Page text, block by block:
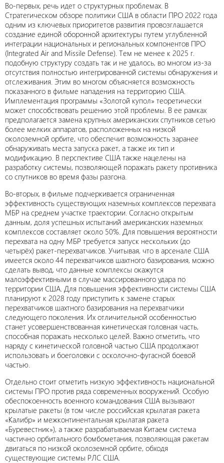
Во-первых, речь идет о структурных проблемах. В
Стратегическом обзоре политики США в области ПРО 2022 года
одним из ключевых приоритетов развития провозглашается
создание единой оборонной архитектуры путем углубленной
интеграции национальных и региональных компонентов ПРО
(Integrated Air and Missile Defense). Тем не менее к 2025 г.
подобную структуру создать так и не удалось, во многом из-за
отсутствия полностью интегрированной системы обнаружения и
отслеживания. Этим во многом объясняется возможность
показанного в фильме нападения на территорию США.
Имплементация программы «Золотой купол» теоретически
может способствовать решению этой проблемы. В ее рамках
предполагается замена крупных американских спутников сетью
более мелких аппаратов, расположенных на низкой
околоземной орбите, что обеспечит возможность заранее
обнаруживать места запуска ракет, а также их тип и
модификацию. В перспективе США также нацелены на
разработку системы, позволяющей поражать ракету противника
со спутников во время фазы разгона.
Во-вторых, в фильме подчеркивается ограниченная
эффективность существующих наземных комплексов перехвата
МБР на среднем участке траектории. Согласно открытым
данным, доля успешных испытаний американских наземных
комплексов составляет около 50%. Для повышения вероятности
перехвата на одну МБР требуется запуск нескольких (до
четырёх) ракет-перехватчиков. Учитывая, что в арсенале США
имеется около 44 перехватчиков шахтного базирования, можно
сделать вывод, что данные комплексы окажутся
малоэффективными в случае массированного удара по
территории США. Для повышения эффективности системы США
планируют к 2028 году приступить к замене старых
перехватчиков шахтного базирования на перехватчики
следующего поколения. Их отличительной особенностью
станет усовершенствованная кинетическая головная часть,
способная поражать несколько целей. Важно отметить, что
наряду с кинетической головной частью США продолжают
использовать и боеголовки с осколочно-фугасной боевой
частью.
Отдельно стоит отметить низкую эффективность национальной
системы ПРО против ряда современных вооружений. Особую
обеспокоенность военного командования США вызывают
крылатые ракеты (в том числе российская крылатая ракета
«Калибр» и межконтинентальная крылатая ракета
«Буревестник»), а также разрабатываемая Китаем система
частично орбитального бомбометания, позволяющая ракетам
двигаться по низкой околоземной орбите, обходя
существующие системы РЛС США.